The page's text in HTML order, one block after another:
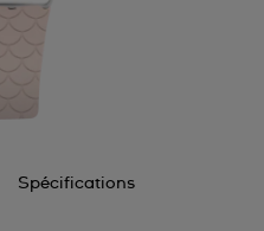
Spécifications